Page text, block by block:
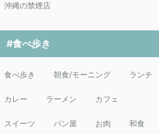
沖縄の禁煙店
#食べ歩き
食べ歩き 朝食/モーニング ランチ
カレー ラーメン カフェ
スイーツ パン屋 お肉 和食